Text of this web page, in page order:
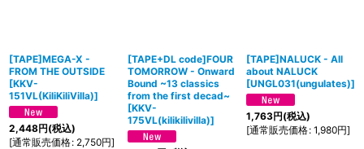
[TAPE]MEGA-X -
FROM THE OUTSIDE
[KKV-
151VL(KiliKiliVilla)]
2,448円(税込)
[通常販売価格: 2,750円]
[TAPE+DL code]FOUR
TOMORROW - Onward
Bound ~13 classics
from the first decad~
[KKV-
175VL(kilikilivilla)]
[TAPE]NALUCK - All
about NALUCK
[UNGL031(ungulates)]
1,763円(税込)
[通常販売価格: 1,980円]